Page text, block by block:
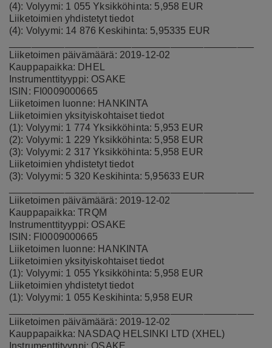
(4): Volyymi: 1 055 Yksikköhinta: 5,958 EUR
Liiketoimien yhdistetyt tiedot
(4): Volyymi: 14 876 Keskihinta: 5,95335 EUR
Liiketoimen päivämäärä: 2019-12-02
Kauppapaikka: DHEL
Instrumenttityyppi: OSAKE
ISIN: FI0009000665
Liiketoimen luonne: HANKINTA
Liiketoimien yksityiskohtaiset tiedot
(1): Volyymi: 1 774 Yksikköhinta: 5,953 EUR
(2): Volyymi: 1 229 Yksikköhinta: 5,958 EUR
(3): Volyymi: 2 317 Yksikköhinta: 5,958 EUR
Liiketoimien yhdistetyt tiedot
(3): Volyymi: 5 320 Keskihinta: 5,95633 EUR
Liiketoimen päivämäärä: 2019-12-02
Kauppapaikka: TRQM
Instrumenttityyppi: OSAKE
ISIN: FI0009000665
Liiketoimen luonne: HANKINTA
Liiketoimien yksityiskohtaiset tiedot
(1): Volyymi: 1 055 Yksikköhinta: 5,958 EUR
Liiketoimien yhdistetyt tiedot
(1): Volyymi: 1 055 Keskihinta: 5,958 EUR
Liiketoimen päivämäärä: 2019-12-02
Kauppapaikka: NASDAQ HELSINKI LTD (XHEL)
Instrumenttityyppi: OSAKE